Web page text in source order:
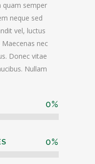
quam semper
neque sed
vel, luctus
nec
Donec vitae
Nullam
0%
0%